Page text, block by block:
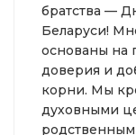
братства —
Беларуси!
основаны на
доверия и
корни. Мы
духовными